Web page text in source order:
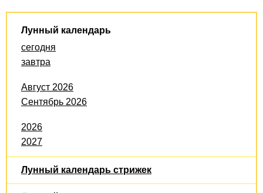
Лунный календарь
сегодня
завтра
Август 2026
Сентябрь 2026
2026
2027
Лунный календарь стрижек